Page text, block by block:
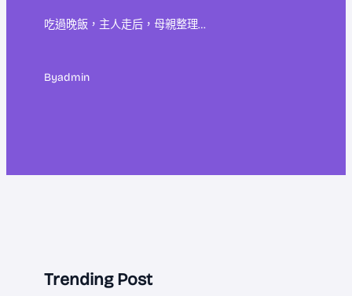
吃過晚飯，主人走后，母親整理…
Byadmin
Trending Post